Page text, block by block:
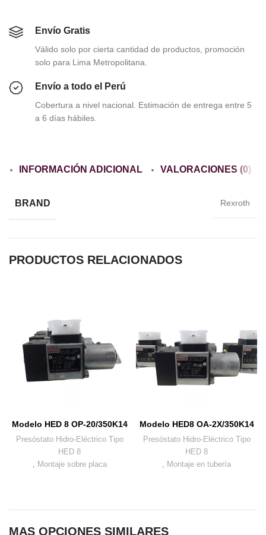
Envío Gratis
Válido solo por cierta cantidad de productos, promoción
solo para Lima Metropolitana.
Envío a todo el Perú
Cobertura a nivel nacional. Estimación de entrega entre 5
a 6 días hábiles.
INFORMACIÓN ADICIONAL VALORACIONES (0)
BRAND Rexroth
PRODUCTOS RELACIONADOS
Modelo HED 8 OP-20/350K14
Presóstato Hidro-Eléctrico Tipo
HED 8
Montaje sobre placa
Modelo HED8 OA-2X/350K14
Presóstato Hidro-Eléctrico Tipo
HED 8
Montaje en tubería
MAS OPCIONES SIMILARES